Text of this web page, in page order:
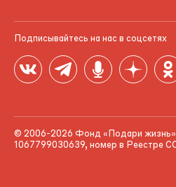
Подписывайтесь на нас в соцсетях
© 2006-2026 Фонд «Подари
1067799030639, номер в Реестре